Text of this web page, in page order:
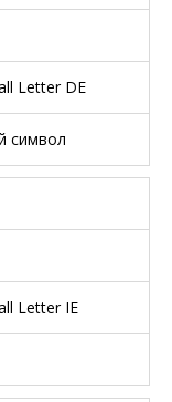
Letter DE
символ
Letter IE